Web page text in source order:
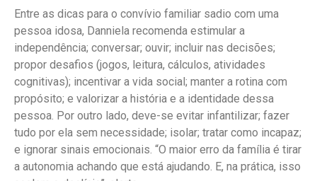
Entre as dicas para o convívio familiar sadio com uma
pessoa idosa, Danniela recomenda estimular a
independência; conversar; ouvir; incluir nas decisões;
propor desafios (jogos, leitura, cálculos, atividades
cognitivas); incentivar a vida social; manter a rotina com
propósito; e valorizar a história e a identidade dessa
pessoa. Por outro lado, deve-se evitar infantilizar; fazer
tudo por ela sem necessidade; isolar; tratar como incapaz;
e ignorar sinais emocionais. “O maior erro da família é tirar
a autonomia achando que está ajudando. E, na prática, isso